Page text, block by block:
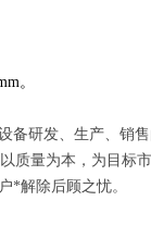
。
备研发、生产、销
质量为本，为目标
*解除后顾之忧。